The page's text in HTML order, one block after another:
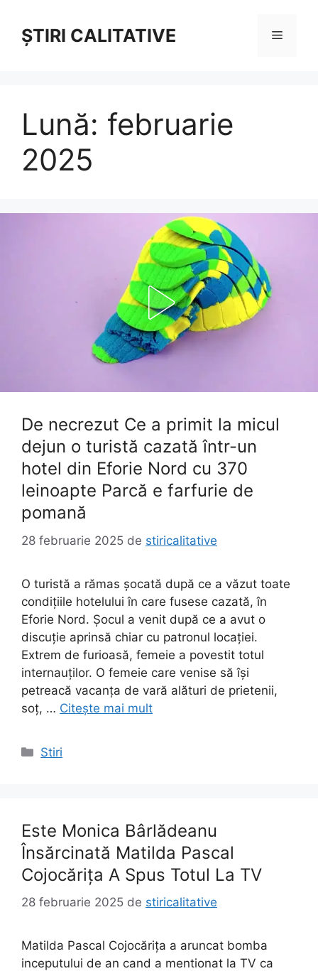
conținutȘTIRI CALITATIVE Meniu
Lună: februarie
2025
De necrezut Ce a primit la micul
dejun o turistă cazată într-un
hotel din Eforie Nord cu 370
leinoapte Parcă e farfurie de
pomană
28 februarie 2025 de stiricalitative
O turistă a rămas șocată după ce a văzut toate
condițiile hotelului în care fusese cazată, în
Eforie Nord. Șocul a venit după ce a avut o
discuție aprinsă chiar cu patronul locației.
Extrem de furioasă, femeie a povestit totul
internauților. O femeie care venise să își
petreacă vacanța de vară alături de prietenii,
soț, … Citește mai mult
Categorii
Stiri
Este Monica Bârlădeanu
Însărcinată Matilda Pascal
Cojocărița A Spus Totul La TV
28 februarie 2025 de stiricalitative
Matilda Pascal Cojocărița a aruncat bomba
inceputului de an cand a mentionat la TV ca